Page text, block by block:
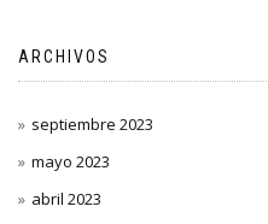
ARCHIVOS
septiembre 2023
mayo 2023
abril 2023